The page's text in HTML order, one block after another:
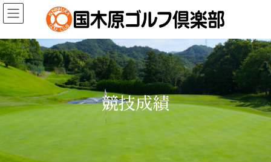
コ
ン
ン
ツ
へ
キ
ッ
プ
ナ
ビ
ー
シ
ョ
に
移
動
競技成績